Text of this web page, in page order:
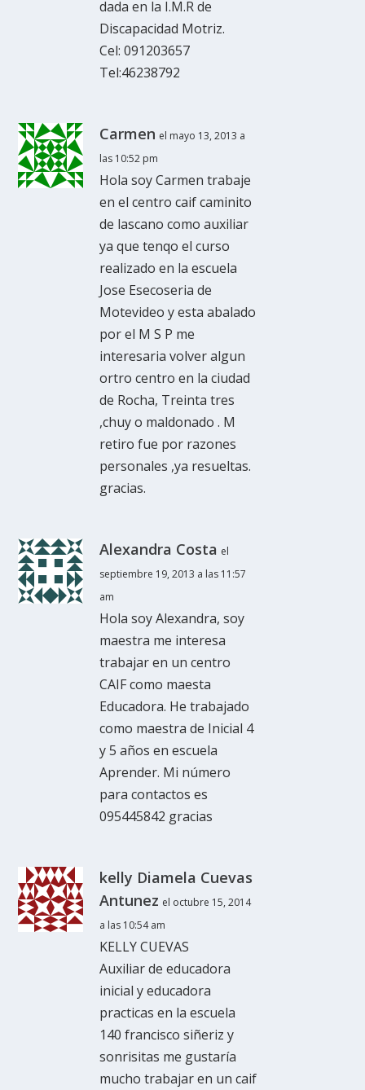
dada en la I.M.R de
Discapacidad Motriz.
Cel: 091203657
Tel:46238792
Carmen el mayo 13, 2013 a
las 10:52 pm
Hola soy Carmen trabaje
en el centro caif caminito
de lascano como auxiliar
ya que tenqo el curso
realizado en la escuela
Jose Esecoseria de
Motevideo y esta abalado
por el M S P me
interesaria volver algun
ortro centro en la ciudad
de Rocha, Treinta tres
,chuy o maldonado . M
retiro fue por razones
personales ,ya resueltas.
gracias.
Alexandra Costa el
septiembre 19, 2013 a las 11:57
am
Hola soy Alexandra, soy
maestra me interesa
trabajar en un centro
CAIF como maesta
Educadora. He trabajado
como maestra de Inicial 4
y 5 años en escuela
Aprender. Mi número
para contactos es
095445842 gracias
kelly Diamela Cuevas
Antunez el octubre 15, 2014
a las 10:54 am
KELLY CUEVAS
Auxiliar de educadora
inicial y educadora
practicas en la escuela
140 francisco siñeriz y
sonrisitas me gustaría
mucho trabajar en un caif